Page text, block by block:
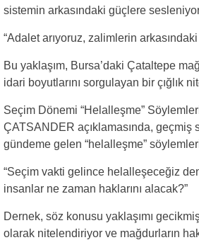
sistemin arkasındaki güçlere
“Adalet arıyoruz, zalimlerin
Bu yaklaşım, Bursa’daki Çataltepe
idari boyutlarını sorgulayan bir çığlık
Seçim Dönemi “Helalleşme”
ÇATSANDER açıklamasında, geçmiş
gündeme gelen “helalleşme”
“Seçim vakti gelince helalleşeceğiz
insanlar ne zaman haklarını alacak?”
Dernek, söz konusu yaklaşımı
olarak nitelendiriyor ve mağdurların